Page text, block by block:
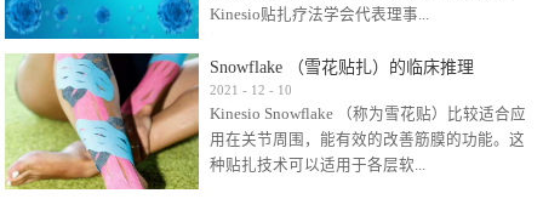
效贴布来说，40多年的研究开发制造肌内效贴
比如我本人，几乎天天接触KINESIO肌内效，无
论从皮肤适应性还是本人皮肤本身就不属于不
易过敏的那种，基本不会有过敏瘙痒的情况。
但是，当身体不适、休息不好、持续紧张等特
殊因素的影响下，有时还是会出现瘙痒过敏的
Kinesio贴扎疗法学会代表理事...
Kinesio Taping Association International
（KTAI）名誉会长 身体具有免疫、疼痛、细胞
破坏、发热、修复、增殖、再生等自然愈合能
力。 多作为细胞因子存在于皮肤表皮、真皮、
Snowflake （雪花贴扎）的临床推理
2021 - 12 - 10
Kinesio Snowflake （称为雪花贴）比较适合应
用在关节周围，能有效的改善筋膜的功能。这
种贴扎技术可以适用于各层软...